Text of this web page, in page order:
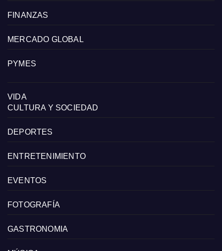
FINANZAS
MERCADO GLOBAL
PYMES
VIDA
CULTURA Y SOCIEDAD
DEPORTES
ENTRETENIMIENTO
EVENTOS
FOTOGRAFÍA
GASTRONOMIA